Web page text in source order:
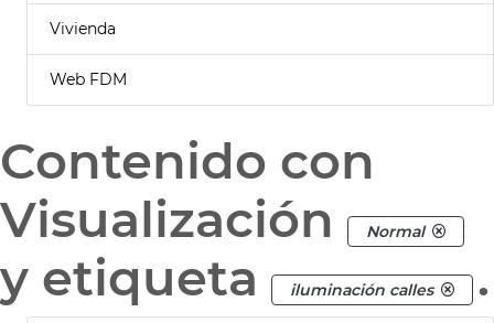
Vivienda
Web FDM
Contenido con
Visualización
Normal
y etiqueta iluminación calles .